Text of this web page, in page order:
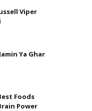
Russell Viper
Jamin Ya Ghar
Best Foods
Power